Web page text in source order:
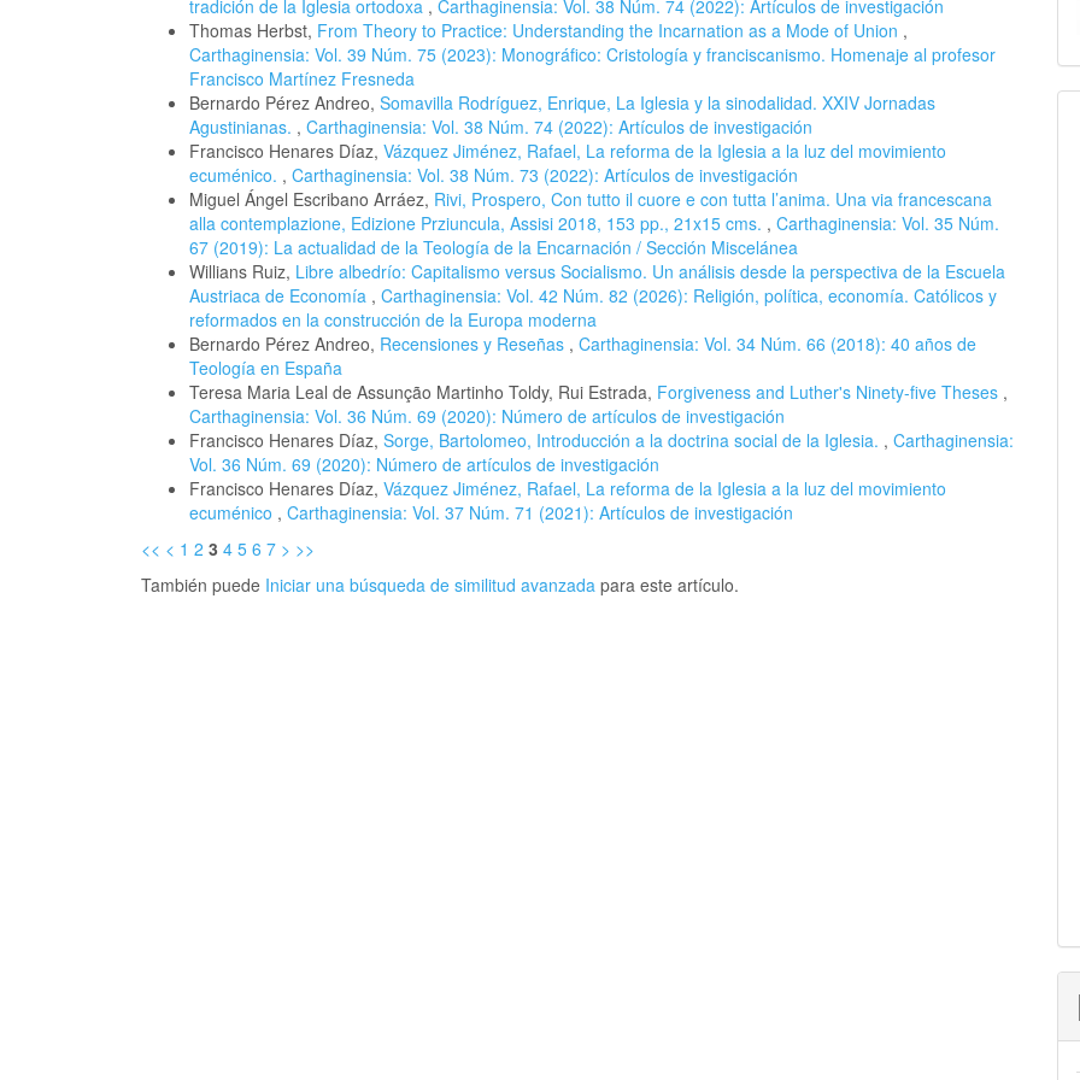
tradición de la Iglesia ortodoxa , Carthaginensia: Vol. 38 Núm. 74 (2022): Artículos de investigación
Thomas Herbst, From Theory to Practice: Understanding the Incarnation as a Mode of Union ,
Carthaginensia: Vol. 39 Núm. 75 (2023): Monográfico: Cristología y franciscanismo. Homenaje al profesor
Francisco Martínez Fresneda
Bernardo Pérez Andreo, Somavilla Rodríguez, Enrique, La Iglesia y la sinodalidad. XXIV Jornadas
Agustinianas. , Carthaginensia: Vol. 38 Núm. 74 (2022): Artículos de investigación
Francisco Henares Díaz, Vázquez Jiménez, Rafael, La reforma de la Iglesia a la luz del movimiento
ecuménico. , Carthaginensia: Vol. 38 Núm. 73 (2022): Artículos de investigación
Miguel Ángel Escribano Arráez, Rivi, Prospero, Con tutto il cuore e con tutta l’anima. Una via francescana
alla contemplazione, Edizione Prziuncula, Assisi 2018, 153 pp., 21x15 cms. , Carthaginensia: Vol. 35 Núm.
67 (2019): La actualidad de la Teología de la Encarnación / Sección Miscelánea
Willians Ruiz, Libre albedrío: Capitalismo versus Socialismo. Un análisis desde la perspectiva de la Escuela
Austriaca de Economía , Carthaginensia: Vol. 42 Núm. 82 (2026): Religión, política, economía. Católicos y
reformados en la construcción de la Europa moderna
Bernardo Pérez Andreo, Recensiones y Reseñas , Carthaginensia: Vol. 34 Núm. 66 (2018): 40 años de
Teología en España
Teresa Maria Leal de Assunção Martinho Toldy, Rui Estrada, Forgiveness and Luther's Ninety-five Theses ,
Carthaginensia: Vol. 36 Núm. 69 (2020): Número de artículos de investigación
Francisco Henares Díaz, Sorge, Bartolomeo, Introducción a la doctrina social de la Iglesia. , Carthaginensia:
Vol. 36 Núm. 69 (2020): Número de artículos de investigación
Francisco Henares Díaz, Vázquez Jiménez, Rafael, La reforma de la Iglesia a la luz del movimiento
ecuménico , Carthaginensia: Vol. 37 Núm. 71 (2021): Artículos de investigación
<< < 1 2 3 4 5 6 7 > >>
También puede Iniciar una búsqueda de similitud avanzada para este artículo.